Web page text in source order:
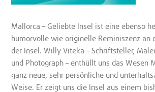
Mallorca – Geliebte Insel ist eine ebenso
humorvolle wie originelle Reminiszenz an
der Insel. Willy Viteka – Schriftsteller,
und Photograph – enthüllt uns das Wesen
ganz neue, sehr persönliche und
Weise. Er zeigt uns die Insel aus einem